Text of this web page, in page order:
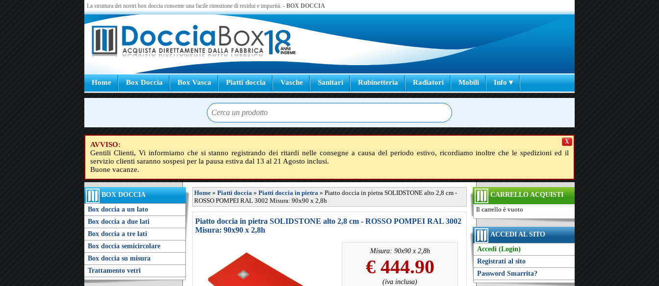
La struttura dei nostri box doccia consente una facile rimozione di residui e impurità. - BOX DOCCIA
Home Box Doccia Box Vasca Piatti doccia Vasche Sanitari Rubinetteria Radiatori Mobili Info ▾
AVVISO:
Gentili Clienti, Vi informiamo che si stanno registrando dei ritardi nelle consegne a causa del periodo estivo, ricordiamo inoltre che le spedizioni ed il
servizio clienti saranno sospesi per la pausa estiva dal 13 al 21 Agosto inclusi.
Buone vacanze.
X
BOX DOCCIA
Box doccia a un lato
Box doccia a due lati
Box doccia a tre lati
Box doccia semicircolare
Box doccia su misura
Trattamento vetri
CARRELLO ACQUISTI
Il carrello è vuoto
ACCEDI AL SITO
Accedi (Login)
Registrati al sito
Password Smarrita?
Home » Piatti doccia » Piatti doccia in pietra » Piatto doccia in pietra SOLIDSTONE alto 2,8 cm -
ROSSO POMPEI RAL 3002 Misura: 90x90 x 2,8h
Piatto doccia in pietra SOLIDSTONE alto 2,8 cm - ROSSO POMPEI RAL 3002
Misura: 90x90 x 2,8h
Misura: 90x90 x 2,8h
€ 444.90
(iva inclusa)